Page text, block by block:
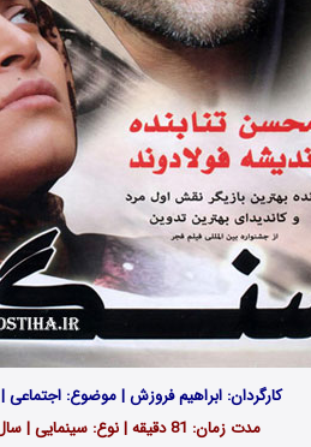
کارگردان: ابراهیم فروزش | موضوع: اجتماعی |
مدت زمان: 81 دقیقه | نوع: سینمایی | سال انتشار: 1393